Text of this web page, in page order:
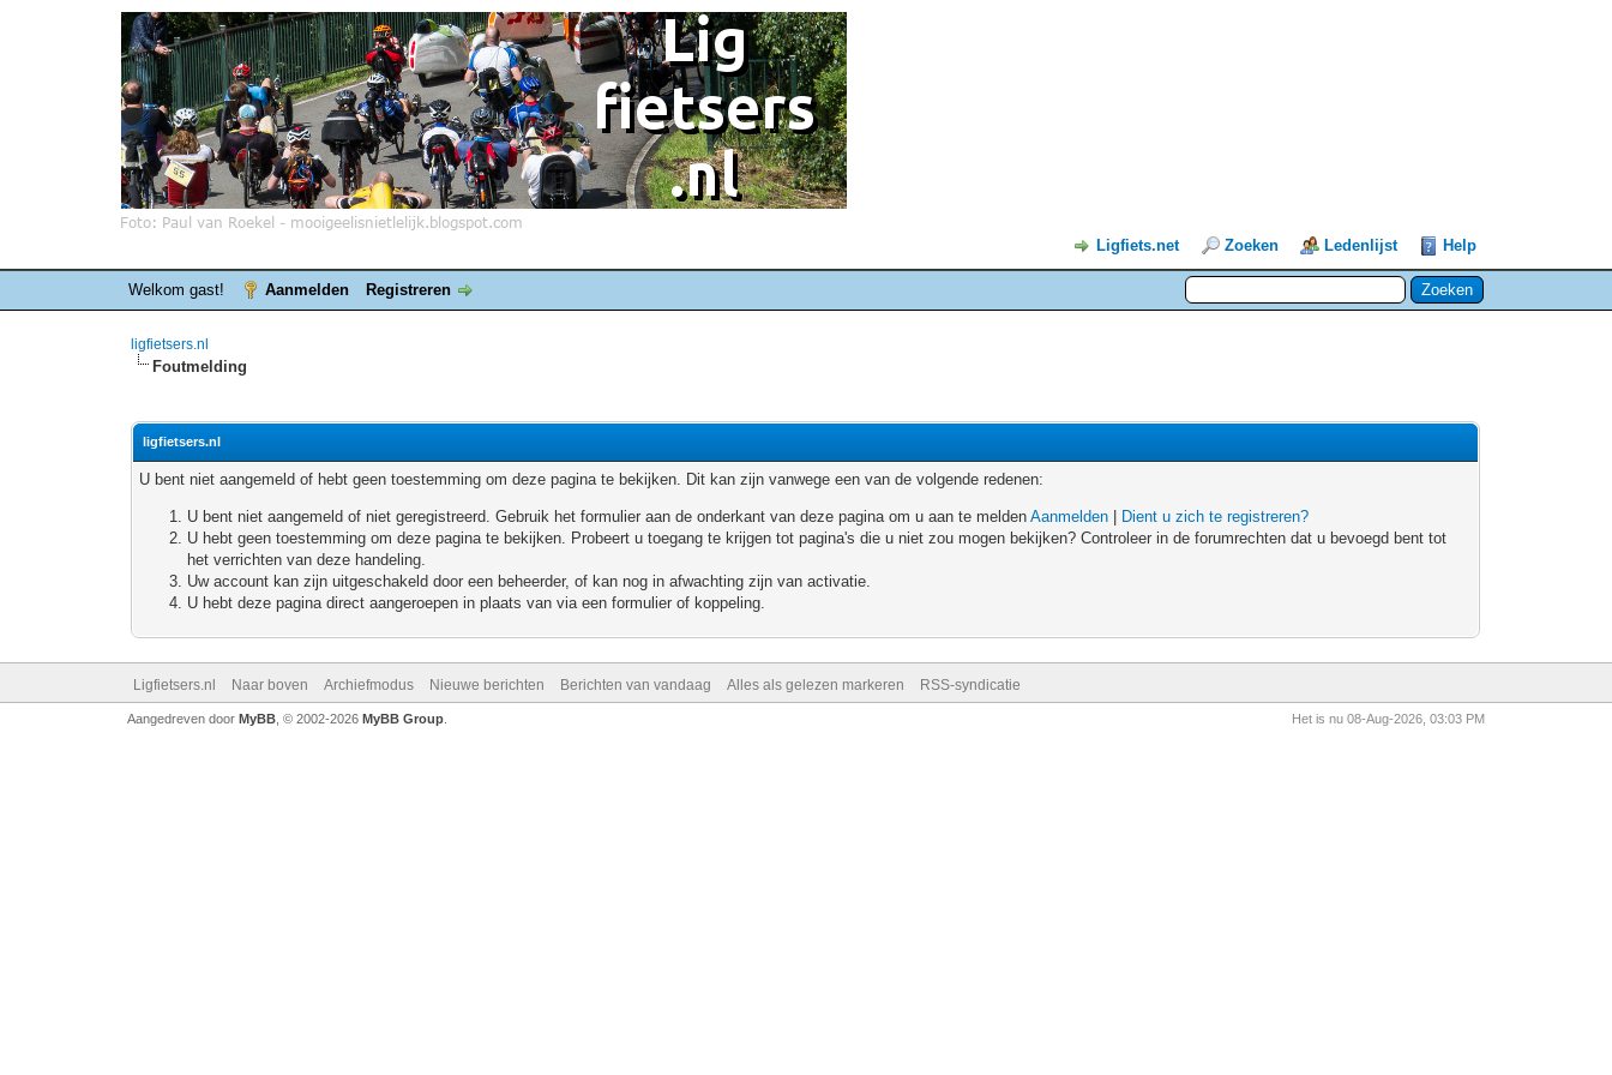
Ligfiets.net Zoeken Ledenlijst Help
Welkom gast! Aanmelden Registreren
ligfietsers.nl
Foutmelding
ligfietsers.nl
U bent niet aangemeld of hebt geen toestemming om deze pagina te bekijken. Dit kan zijn vanwege een van de volgende redenen:
U bent niet aangemeld of niet geregistreerd. Gebruik het formulier aan de onderkant van deze pagina om u aan te meldenAanmelden
Dient u zich te registreren?
U hebt geen toestemming om deze pagina te bekijken. Probeert u toegang te krijgen tot pagina's die u niet zou mogen bekijken? Controleer in de forumrechten dat u bevoegd bent tot
het verrichten van deze handeling.
Uw account kan zijn uitgeschakeld door een beheerder, of kan nog in afwachting zijn van activatie.
U hebt deze pagina direct aangeroepen in plaats van via een formulier of koppeling.
Ligfietsers.nl Naar boven Archiefmodus Nieuwe berichten Berichten van vandaag Alles als gelezen markeren RSS-syndicatie
Het is nu 08-Aug-2026, 03:03 PM
Aangedreven door MyBB, © 2002-2026 MyBB Group.